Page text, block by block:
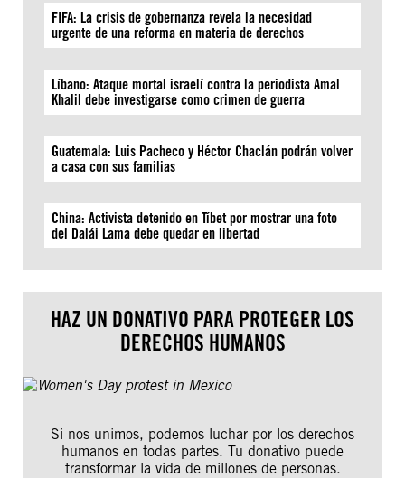
FIFA: La crisis de gobernanza revela la necesidad
urgente de una reforma en materia de derechos
Líbano: Ataque mortal israelí contra la periodista Amal
Khalil debe investigarse como crimen de guerra
Guatemala: Luis Pacheco y Héctor Chaclán podrán volver
a casa con sus familias
China: Activista detenido en Tíbet por mostrar una foto
del Dalái Lama debe quedar en libertad
HAZ UN DONATIVO PARA PROTEGER LOS
DERECHOS HUMANOS
Si nos unimos, podemos luchar por los derechos
humanos en todas partes. Tu donativo puede
transformar la vida de millones de personas.